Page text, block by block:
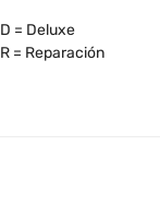
D = Deluxe
R = Reparación